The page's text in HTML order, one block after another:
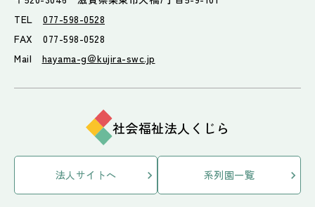
TEL 077-598-0528
FAX 077-598-0528
Mail hayama-g＠kujira-swc.jp
社会福祉法人くじら
法人サイトへ 系列園一覧